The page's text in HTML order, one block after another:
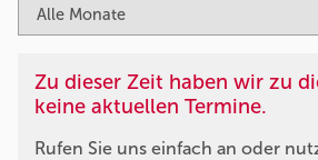
Zu dieser Zeit haben wir zu
keine aktuellen Termine.
Rufen Sie uns einfach an oder